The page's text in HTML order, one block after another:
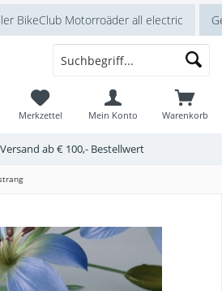
BikeClub Motorroäder all electric
ab € 100,- Bestellwert
Warenkorb
Merkzettel Mein Konto